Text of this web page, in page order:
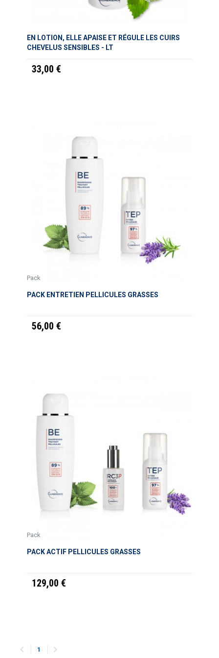
EN LOTION, ELLE APAISE ET RÉGULE LES CUIRS
CHEVELUS SENSIBLES - LT
33,00 €
Pack
PACK ENTRETIEN PELLICULES GRASSES
56,00 €
Pack
PACK ACTIF PELLICULES GRASSES
129,00 €
 1 